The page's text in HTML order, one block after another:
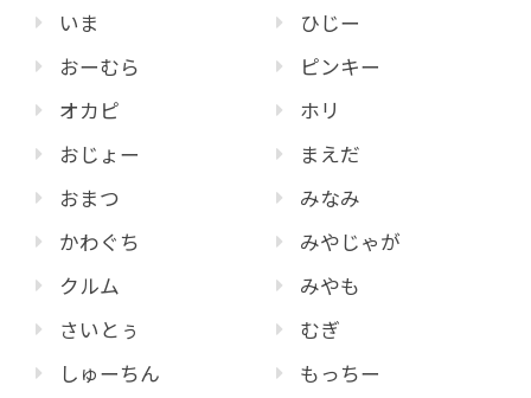
いま
おーむら
オカピ
おじょー
おまつ
かわぐち
クルム
さいとぅ
しゅーちん
ひじー
ピンキー
ホリ
まえだ
みなみ
みやじゃが
みやも
むぎ
もっちー